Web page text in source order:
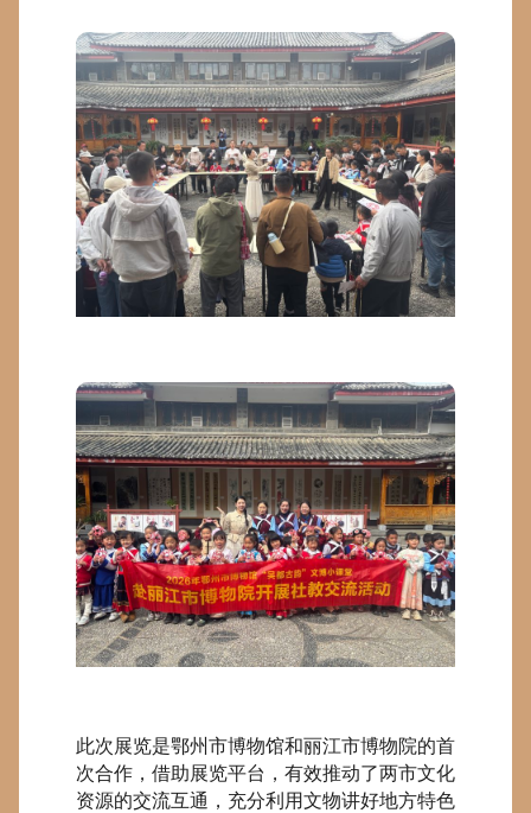
此次展览是鄂州市博物馆和丽江市博物院的首
次合作，借助展览平台，有效推动了两市文化
资源的交流互通，充分利用文物讲好地方特色